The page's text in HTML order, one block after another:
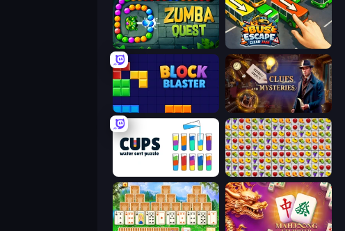
Zumba Quest Bus Escape: Clear Jam
Block Blaster Hidden Object: Clues and Mysteries
Cups - Water Sort Puzzle Same Game Fruit Collapse